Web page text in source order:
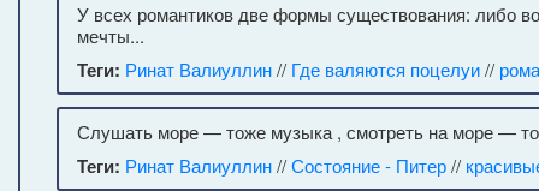
У всех романтиков две формы существования: либо
мечты...
Теги: Ринат Валиуллин// Где валяются поцелуи//
Слушать море — тоже музыка , смотреть на море —
Теги: Ринат Валиуллин//Состояние - Питер//